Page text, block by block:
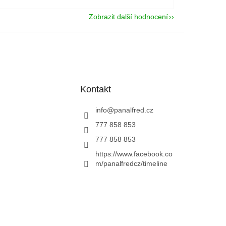
Zobrazit další hodnocení
Kontakt
info@panalfred.cz
777 858 853
777 858 853
https://www.facebook.co
m/panalfredcz/timeline